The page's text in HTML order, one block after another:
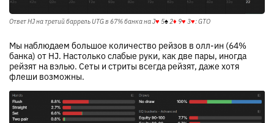
Ответ HJ на третий баррель UTG в 67% банка наJ♥ 5♠ 2♦ 9♥ 3♥: GTO
Мы наблюдаем большое количество рейзов в олл-ин (64%
банка) от HJ. Настолько слабые руки, как две пары, иногда
рейзят на вэлью. Сеты и стриты всегда рейзят, даже хотя
флеши возможны.